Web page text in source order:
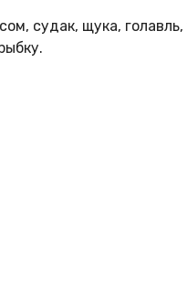
судак, щука,